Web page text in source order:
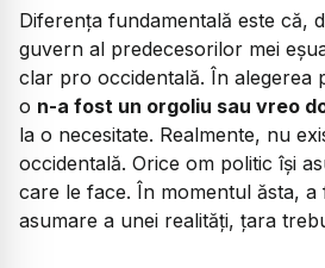
Diferența fundamentală este că,
guvern al predecesorilor mei
clar pro occidentală. În alegerea
o n-a fost un orgoliu sau vreo
la o necesitate. Realmente, nu
occidentală. Orice om politic își
care le face. În momentul ăsta, a
asumare a unei realități, țara